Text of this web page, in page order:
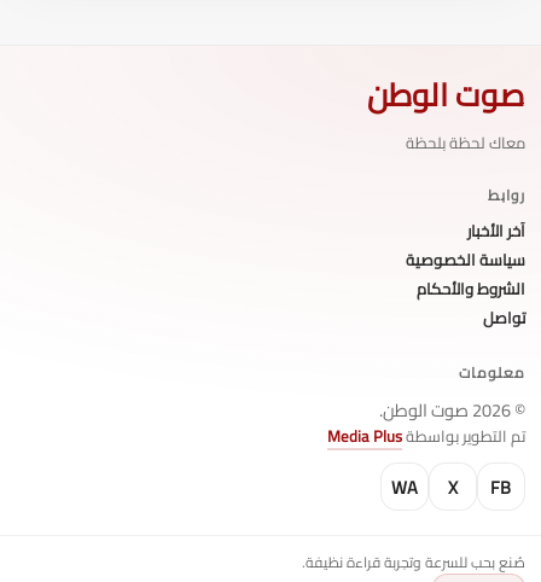
صوت الوطن
معاك لحظة بلحظة
روابط
آخر الأخبار
سياسة الخصوصية
الشروط والأحكام
تواصل
معلومات
© 2026 صوت الوطن.
تم التطوير بواسطةMedia Plus
FB
X
WA
صُنع بحب للسرعة وتجربة قراءة نظيفة.